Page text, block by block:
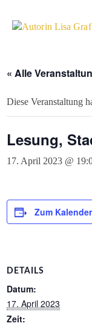
« Alle
Diese Veranstaltung
Lesung,
17. April 2023 @
Zum
DETAILS
Datum:
17. April 2023
Zeit: